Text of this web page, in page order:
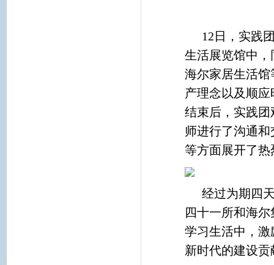
12 日，实践
生活展览馆中
海尔家居生活
产理念以及顺
结束后，实践
师进行了沟通
等方面展开了
经过为期四
四十一所和海
学习生活中，
新时代的建设